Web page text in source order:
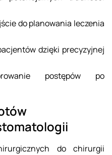
do planowania leczenia
dzięki precyzyjnej
postępów po
do chirurgii